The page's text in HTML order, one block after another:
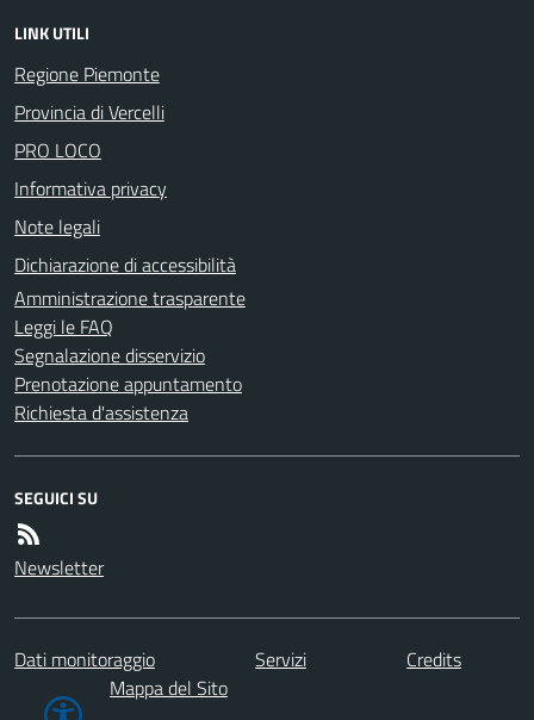
LINK UTILI
Regione Piemonte
Provincia di Vercelli
PRO LOCO
Informativa privacy
Note legali
Dichiarazione di accessibilità
Amministrazione trasparente
Leggi le FAQ
Segnalazione disservizio
Prenotazione appuntamento
Richiesta d'assistenza
SEGUICI SU
Newsletter
Dati monitoraggio Servizi
Credits
Mappa del Sito